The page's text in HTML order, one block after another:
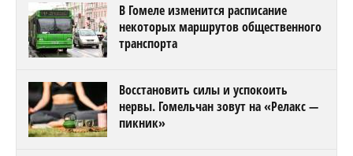
В Гомеле изменится расписание
некоторых маршрутов общественного
транспорта
Восстановить силы и успокоить
нервы. Гомельчан зовут на «Релакс —
пикник»